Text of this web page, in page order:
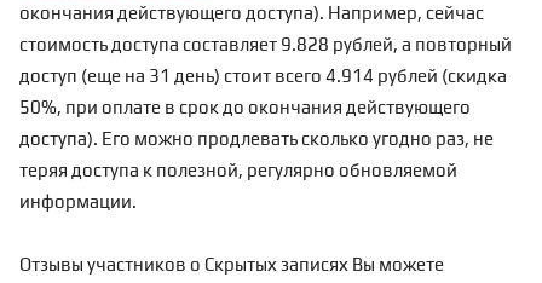
окончания действующего доступа). Например, сейчас
стоимость доступа составляет 9.828 рублей, а повторный
доступ (еще на 31 день) стоит всего 4.914 рублей (скидка
50%, при оплате в срок до окончания действующего
доступа). Его можно продлевать сколько угодно раз, не
теряя доступа к полезной, регулярно обновляемой
информации.
Отзывы участников о Скрытых записях Вы можете